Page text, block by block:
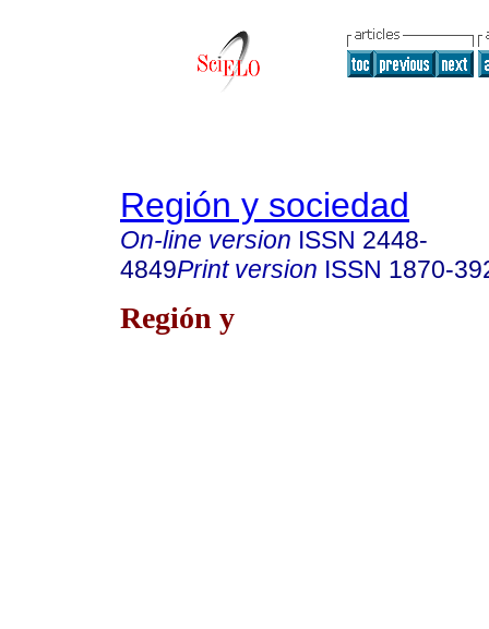
Región y sociedad
On-line version ISSN 2448-
4849Print version ISSN 1870-
Región y